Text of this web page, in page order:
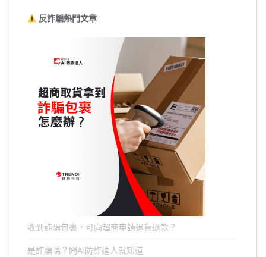
反詐騙熱門文章
收到詐騙包裹，可向超商申請退貨退款？
是詐騙嗎？問AI防詐達人就知道